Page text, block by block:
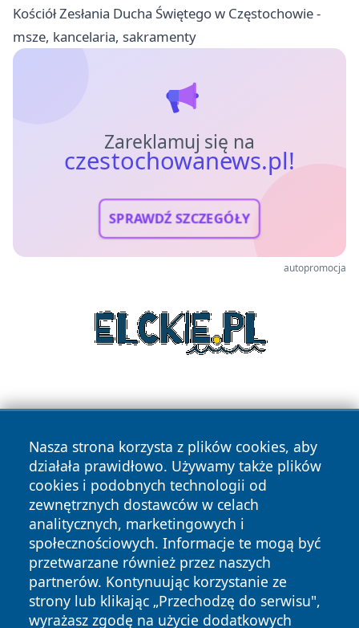
Kościół Zesłania Ducha Świętego w Częstochowie -
msze, kancelaria, sakramenty
Zareklamuj się na
czestochowanews.pl!
SPRAWDŹ SZCZEGÓŁY
autopromocja
Nasza strona korzysta z plików cookies, aby
działała prawidłowo. Używamy także plików
cookies i podobnych technologii od
zewnętrznych dostawców w celach
analitycznych, marketingowych i
społecznościowych. Informacje te mogą być
przetwarzane również przez naszych
partnerów. Kontynuując korzystanie ze
strony lub klikając „Przechodzę do serwisu",
wyrażasz zgodę na użycie dodatkowych
Copyright © 2026 czestochowanews.pl Wszystkie prawa
zastrzeżone.
News Autorzy
Polityka
Prywatności
Polityka
Cookies
cześć